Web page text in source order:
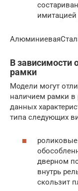
имитацией
В зависимости
рамки
Модели могут
наличием рамки в
данных
типа следующих
дверном
внутрь
скользит